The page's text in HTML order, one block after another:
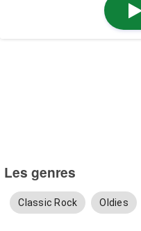
Les genres
Classic Rock Oldies